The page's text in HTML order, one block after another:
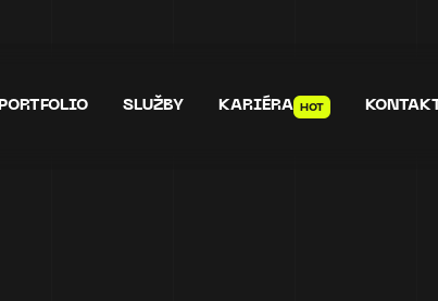
PORTFOLIO SLUŽBY KARIÉRA HOT